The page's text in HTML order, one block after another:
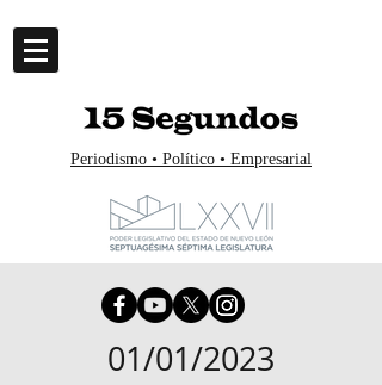
Periodismo • Político • Empresarial
01/01/2023